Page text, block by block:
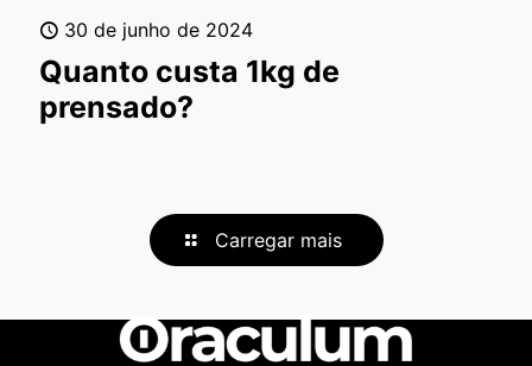
30 de junho de 2024
Quanto custa 1kg de
prensado?
Carregar mais